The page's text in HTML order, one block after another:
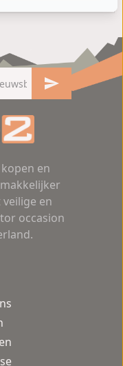
en
en
occasion